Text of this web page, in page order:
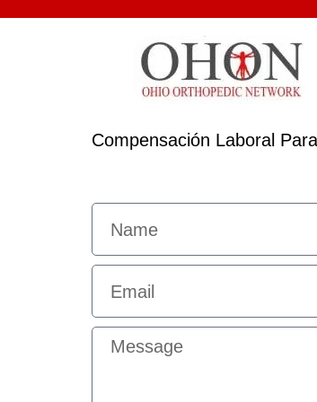
Compensación Laboral